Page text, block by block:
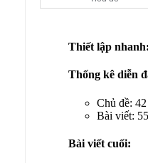
Thiết lập nhanh:
Thống kê diễn
Chủ đề: 42
Bài viết:
Bài viết cuối: